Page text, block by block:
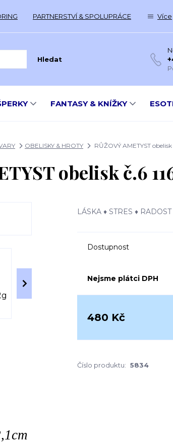
PARTNERSTVÍ & SPOLUPRÁCE Více
Hledat
FANTASY & KNÍŽKY
OBELISKY & HROTY RŮŽOVÝ AMETYST obelisk
obelisk č.6
LÁSKA ♦ STRES ♦ RADOST
Dostupnost
Nejsme plátci DPH
480 Kč
Číslo produktu: 5834